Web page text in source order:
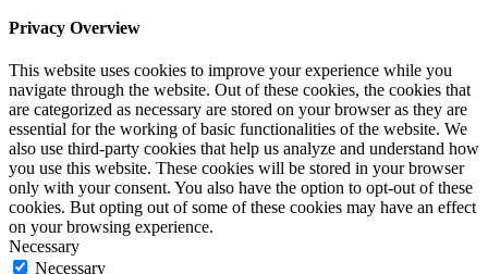
Privacy Overview
This website uses cookies to improve your experience while you
navigate through the website. Out of these cookies, the cookies that
are categorized as necessary are stored on your browser as they are
essential for the working of basic functionalities of the website. We
also use third-party cookies that help us analyze and understand how
you use this website. These cookies will be stored in your browser
only with your consent. You also have the option to opt-out of these
cookies. But opting out of some of these cookies may have an effect
on your browsing experience.
Necessary
Necessary